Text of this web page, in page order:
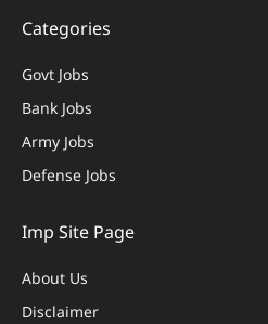
Categories
Govt Jobs
Bank Jobs
Army Jobs
Defense Jobs
Imp Site Page
About Us
Disclaimer